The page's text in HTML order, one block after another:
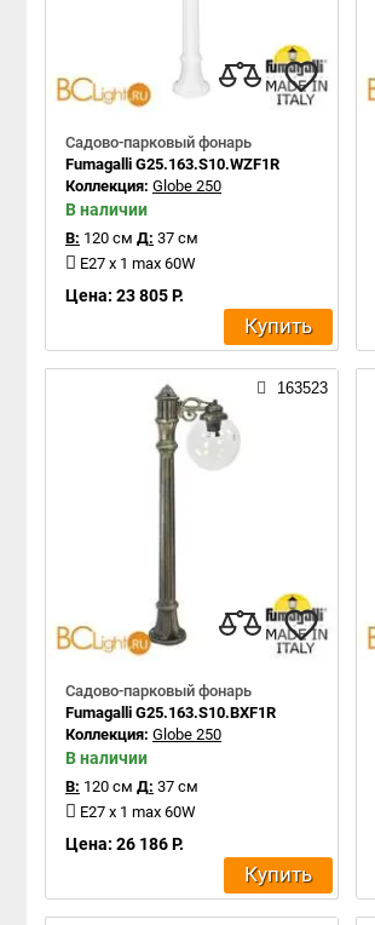
Садово-парковый фонарь
Fumagalli G25.163.S10.WZF1R
Коллекция: Globe 250
В наличии
В: 120 см Д: 37 см
E27 x 1 max 60W
Цена: 23 805 Р.
Купить
163523
Садово-парковый фонарь
Fumagalli G25.163.S10.BXF1R
Коллекция: Globe 250
В наличии
В: 120 см Д: 37 см
E27 x 1 max 60W
Цена: 26 186 Р.
Купить